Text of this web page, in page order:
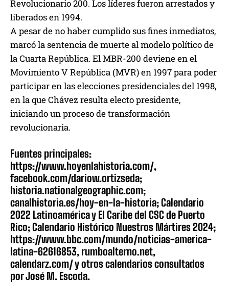
Revolucionario 200. Los líderes fueron arrestados y
liberados en 1994.
A pesar de no haber cumplido sus fines inmediatos,
marcó la sentencia de muerte al modelo político de
la Cuarta República. El MBR-200 deviene en el
Movimiento V República (MVR) en 1997 para poder
participar en las elecciones presidenciales del 1998,
en la que Chávez resulta electo presidente,
iniciando un proceso de transformación
revolucionaria.
Fuentes principales:
https://www.hoyenlahistoria.com/,
facebook.com/dariow.ortizseda;
historia.nationalgeographic.com;
canalhistoria.es/hoy-en-la-historia; Calendario
2022 Latinoamérica y El Caribe del CSC de Puerto
Rico; Calendario Histórico Nuestros Mártires 2024;
https://www.bbc.com/mundo/noticias-america-
latina-62616853, rumboalterno.net,
calendarz.com/ y otros calendarios consultados
por José M. Escoda.